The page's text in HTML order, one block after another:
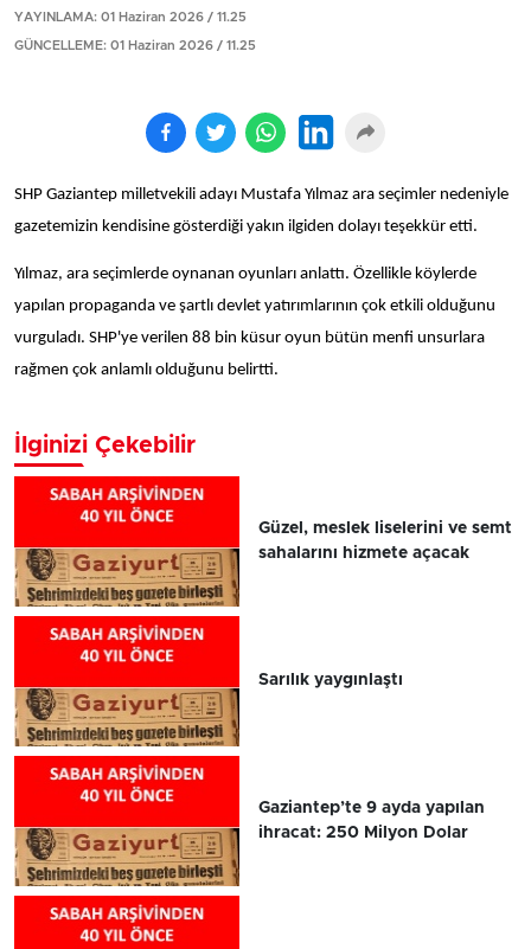
YAYINLAMA: 01 Haziran 2026 / 11.25
GÜNCELLEME: 01 Haziran 2026 / 11.25
SHP Gaziantep milletvekili adayı Mustafa Yılmaz ara seçimler nedeniyle
gazetemizin kendisine gösterdiği yakın ilgiden dolayı teşekkür etti.
Yılmaz, ara seçimlerde oynanan oyunları anlattı. Özellikle köylerde
yapılan propaganda ve şartlı devlet yatırımlarının çok etkili olduğunu
vurguladı. SHP'ye verilen 88 bin küsur oyun bütün menfi unsurlara
rağmen çok anlamlı olduğunu belirtti.
İlginizi Çekebilir
Güzel, meslek liselerini ve semt
sahalarını hizmete açacak
Sarılık yaygınlaştı
Gaziantep’te 9 ayda yapılan
ihracat: 250 Milyon Dolar